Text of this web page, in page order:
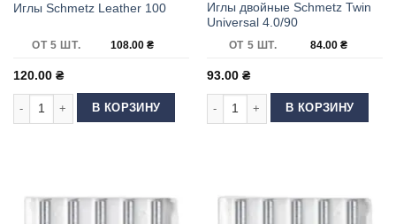
Иглы Schmetz Leather 100
ОТ 5 ШТ. 108.00 ₴
120.00 ₴
Количество товара Иглы Schmetz Leather 100
В КОРЗИНУ
Иглы двойные Schmetz Twin
Universal 4.0/90
ОТ 5 ШТ. 84.00 ₴
93.00 ₴
Количество товара Иглы двойные
В КОРЗИНУ